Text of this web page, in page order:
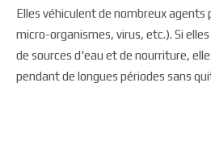
Elles véhiculent de nombreux
micro-organismes, virus, etc.). Si
de sources d'eau et de nourriture,
pendant de longues périodes sans